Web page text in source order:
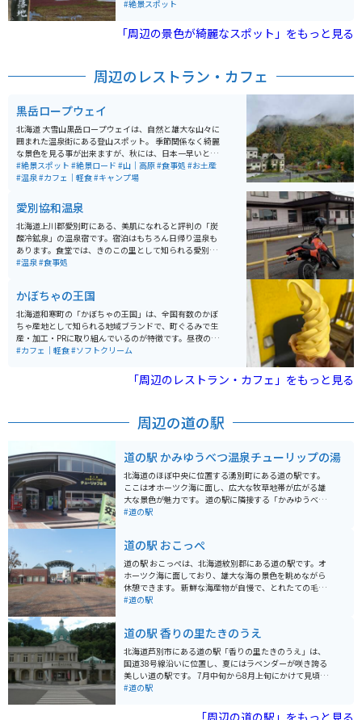
したいという方にはとてもおすすめです。 アクセスは女
満別空港から車でおよそ25分、網走駅から卯原内交通公
ぜひ訪れてみてください。
草が能取湖のほとりに一面に広がる景色は圧巻です。
#絶景スポット
「周辺の景色が綺麗なスポット」をもっと見る
周辺のレストラン・カフェ
黒岳ロープウェイ
北海道 大雪山黒岳ロープウェイは、自然と雄大な山々に
囲まれた温泉街にある登山スポット。 季節関係なく綺麗
な景色を見る事が出来ますが、秋には、日本一早いと言
われる、紅葉の絶景スポットです。10月から11月にかけ
て最高の景色を見ることができるのでシーズン中は登山
めるので、普段のストレス生活のリフレッシュに最高の
スポットです。
#絶景スポット #絶景ロード #山｜高原#食事処 #お土産
#温泉#カフェ｜軽食#キャンプ場
愛別協和温泉
北海道上川郡愛別町にある、美肌になれると評判の「炭
酸冷鉱泉」の温泉宿です。宿泊はもちろん日帰り温泉も
あります。食堂では、きのこの里として知られる愛別町
のきのこをふんだんに使ったメニューを提供してくれま
#温泉#食事処
かぼちゃの王国
北海道和寒町の「かぼちゃの王国」は、全国有数のかぼ
ちゃ産地として知られる地域ブランドで、町ぐるみで生
産・加工・PRに取り組んでいるのが特徴です。昼夜の寒
暖差が大きい気候により、甘みが強く品質の高いかぼち
加工品も豊富で、食べ歩きやお土産選びも魅力のひとつ
海道らしい開放的な直線道路や景色を楽しめるルートが
#カフェ｜軽食#ソフトクリーム
「周辺のレストラン・カフェ」をもっと見る
周辺の道の駅
道の駅 かみゆうべつ温泉チューリップの湯
北海道のほぼ中央に位置する湧別町にある道の駅です。
ここはオホーツク海に面し、広大な牧草地帯が広がる雄
大な景色が魅力です。 道の駅に隣接する「かみゆうべつ
温泉チューリップの湯」は、泉質の良さで知られてお
の食材をふんだんに使ったレストランや、特産品を販売
するショップもあります。 バイクで訪れる際は、オホー
ツク海沿岸を走る国道238号線がおすすめです。風を感
じながら、雄大な景色を楽しむことができます。周辺に
は、サロマ湖や網走国定公園など、観光スポットも点在
おすすめです。道の駅のショップで購入することができ
ます。
#道の駅
道の駅 おこっぺ
道の駅 おこっぺは、北海道紋別郡にある道の駅です。オ
ホーツク海に面しており、雄大な海の景色を眺めながら
休憩できます。 新鮮な海産物が自慢で、とれたての毛ガ
ニやホタテを味わえます。お土産には、地元産の昆布や
ーリングするライダーにとって、絶景とグルメが楽しめ
るおすすめの休憩スポットです。
#道の駅
道の駅 香りの里たきのうえ
北海道芦別市にある道の駅「香りの里たきのうえ」は、
国道38号線沿いに位置し、夏にはラベンダーが咲き誇る
美しい道の駅です。 7月中旬から8月上旬にかけて見頃を
迎えるラベンダーは、約4haの広大な「たきのうえ渓
園内では、ラベンダーの摘み取り体験もでき、お土産に
#道の駅